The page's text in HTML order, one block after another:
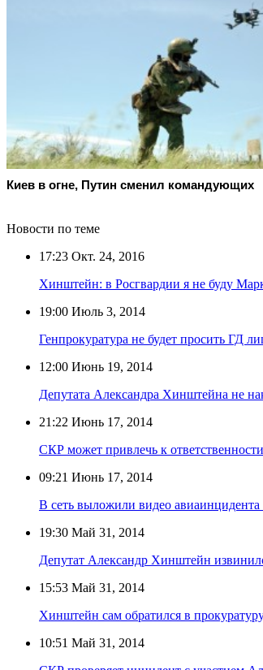
Киев в огне, Путин сменил командующих
Новости по теме
17:23 Окт. 24, 2016
Хинштейн: в Росгвардии я не буду
19:00 Июль 3, 2014
Генпрокуратура не будет просить ГД
12:00 Июнь 19, 2014
Депутата Александра Хинштейна не
21:22 Июнь 17, 2014
СКР может привлечь к
09:21 Июнь 17, 2014
В сеть выложили видео
19:30 Май 31, 2014
Депутат Александр Хинштейн
15:53 Май 31, 2014
Хинштейн сам обратился в
10:51 Май 31, 2014